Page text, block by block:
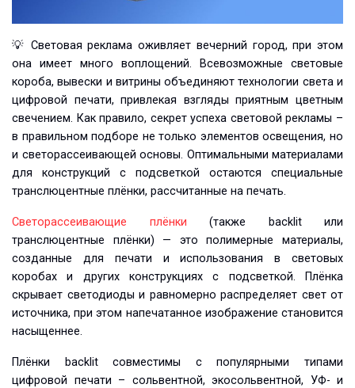
💡 Световая реклама оживляет вечерний город, при этом
она имеет много воплощений. Всевозможные световые
короба, вывески и витрины объединяют технологии света и
цифровой печати, привлекая взгляды приятным цветным
свечением. Как правило, секрет успеха световой рекламы –
в правильном подборе не только элементов освещения, но
и светорассеивающей основы. Оптимальными материалами
для конструкций с подсветкой остаются специальные
транслюцентные плёнки, рассчитанные на печать.
Светорассеивающие плёнки (также backlit или
транслюцентные плёнки) — это полимерные материалы,
созданные для печати и использования в световых
коробах и других конструкциях с подсветкой. Плёнка
скрывает светодиоды и равномерно распределяет свет от
источника, при этом напечатанное изображение становится
насыщеннее.
Плёнки backlit совместимы с популярными типами
цифровой печати – сольвентной, экосольвентной, УФ- и